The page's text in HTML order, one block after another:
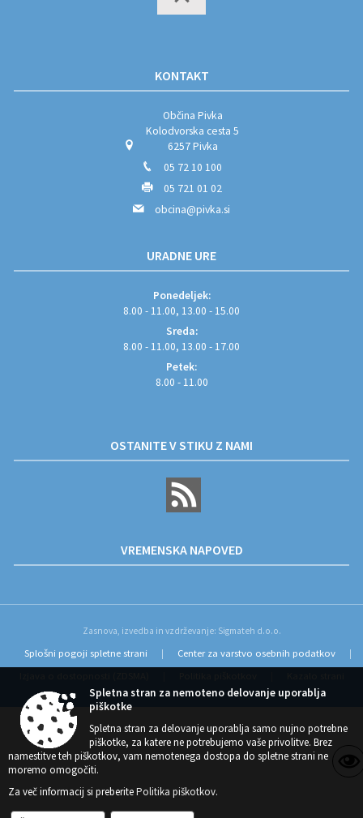
KONTAKT
Občina Pivka
Kolodvorska cesta 5
6257 Pivka
05 72 10 100
05 721 01 02
obcina@pivka.si
URADNE URE
Ponedeljek:
8.00 - 11.00, 13.00 - 15.00
Sreda:
8.00 - 11.00, 13.00 - 17.00
Petek:
8.00 - 11.00
OSTANITE V STIKU Z NAMI
VREMENSKA NAPOVED
Zasnova, izvedba in vzdrževanje: Sigmateh d.o.o.
Splošni pogoji spletne strani | Center za varstvo osebnih podatkov |
Spletna stran za nemoteno delovanje uporablja
piškotke
Spletna stran za delovanje uporablja samo nujno potrebne
piškotke, za katere ne potrebujemo vaše privolitve. Brez
namestitve teh piškotkov, vam nemotenega dostopa do spletne strani ne
moremo omogočiti.
Za več informacij si preberitePolitika piškotkov.